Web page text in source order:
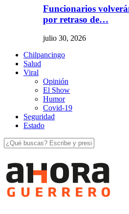
Funcionarios
por retraso de…
julio 30, 2026
Chilpancingo
Salud
Viral
Opinión
El Show
Humor
Covid-19
Seguridad
Estado